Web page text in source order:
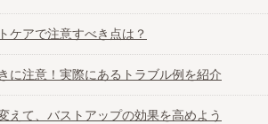
ケアで注意すべき点は？
に注意！実際にあるトラブル例を紹介
えて、バストアップの効果を高めよう